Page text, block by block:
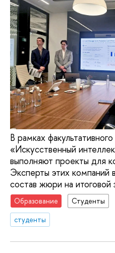
В рамках
«Искусственный
выполняют проекты для
Эксперты этих компаний
состав жюри на итоговой
Образование
Студенты
студенты